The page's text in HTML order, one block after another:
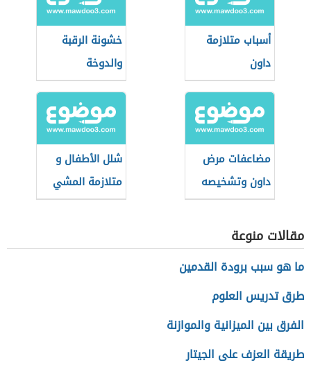
أسباب متلازمة
داون
خشونة الرقبة
والدوخة
مضاعفات مرض
داون وتشخيصه
شلل الأطفال و
متلازمة المشي
المرهق بمساعدة
knee Gait
مقالات منوعة
ما هو سبب برودة القدمين
طرق تدريس العلوم
الفرق بين الميزانية والموازنة
طريقة العزف على الجيتار